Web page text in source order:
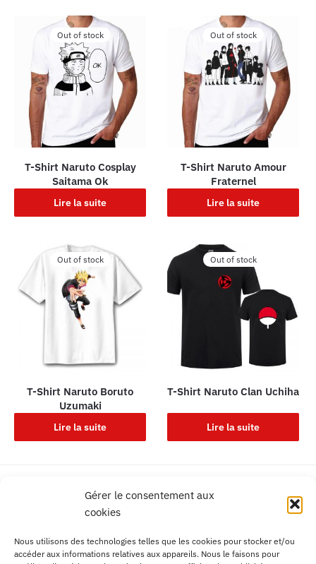
Gérer le consentement aux
cookies
Nous utilisons des technologies telles que les cookies pour stocker et/ou
accéder aux informations relatives aux appareils. Nous le faisons pour
Out of stock
T-Shirt Naruto Cosplay
Saitama Ok
Lire la suite
Out of stock
T-Shirt Naruto Amour
Fraternel
Lire la suite
Out of stock
T-Shirt Naruto Boruto
Uzumaki
Lire la suite
Out of stock
T-Shirt Naruto Clan Uchiha
Lire la suite
Livraison gratuite
France, Europe, DOM TOM
Contactez-nous facilement